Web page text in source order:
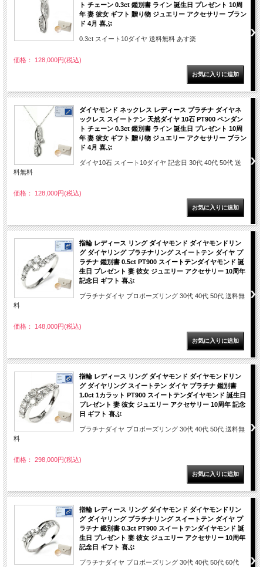
ト チェーン 0.3ct 鑑別書 ライン 誕生日 プレゼント 10周
年 妻 彼女 ギフト 贈り物 ジュエリー アクセサリー ブラン
ド 4月 喜ぶ
0.3ct スイート10ダイヤ 送料無料 あす楽
価格： 128,000円(税込)
ダイヤモンド ネックレス レディース プラチナ ダイヤネ
ックレス スイートテン 天然ダイヤ 10石 PT900 ペンダン
ト チェーン 0.3ct 鑑別書 ライン 誕生日 プレゼント 10周
年 妻 彼女 ギフト 贈り物 ジュエリー アクセサリー ブラン
ド 4月 喜ぶ
ダイヤ10石 スイート10ダイヤ 記念日 30代 40代 50代 送
料無料
価格： 128,000円(税込)
指輪 レディース リング ダイヤモンド ダイヤモンドリン
グ ダイヤリング プラチナリング スイートテン ダイヤ プ
ラチナ 鑑別書 0.5ct PT900 スイートテンダイヤモンド 誕
生日 プレゼント 妻 彼女 ジュエリー アクセサリー 10周年
記念日 ギフト 喜ぶ
プラチナダイヤ プロポーズリング 30代 40代 50代 送料無
料
価格： 148,000円(税込)
指輪 レディース リング ダイヤモンド ダイヤモンドリン
グ ダイヤリング スイートテン ダイヤ プラチナ 鑑別書
1.0ct 1カラット PT900 スイートテンダイヤモンド 誕生日
プレゼント 妻 彼女 ジュエリー アクセサリー 10周年 記念
日 ギフト 喜ぶ
プラチナダイヤ プロポーズリング 30代 40代 50代 送料無
料
価格： 298,000円(税込)
指輪 レディース リング ダイヤモンド ダイヤモンドリン
グ ダイヤリング プラチナリング スイートテン ダイヤ プ
ラチナ 鑑別書 0.3ct PT900 スイートテンダイヤモンド 誕
生日 プレゼント 妻 彼女 ジュエリー アクセサリー 10周年
記念日 ギフト 喜ぶ
プラチナダイヤ プロポーズリング 30代 40代 50代 60代